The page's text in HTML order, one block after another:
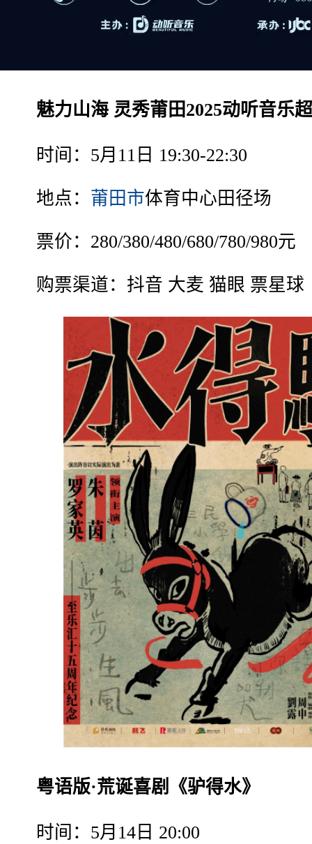
魅力山海 灵秀莆田2025动听音乐
时间：5月11日 19:30-22:30
地点： 莆田市体育中心田径场
票价：280/380/480/680/780/980元
购票渠道：抖音 大麦 猫眼 票星球
粤语版·荒诞喜剧《驴得水》
时间：5月14日 20:00